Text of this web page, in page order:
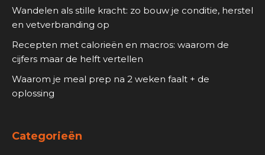
Wandelen als stille kracht: zo bouw je conditie, herstel
en vetverbranding op
Recepten met calorieën en macros: waarom de
cijfers maar de helft vertellen
Waarom je meal prep na 2 weken faalt + de
oplossing
Categorieën